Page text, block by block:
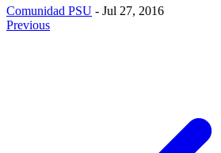
Comunidad PSU - Jul 27, 2016
Previous